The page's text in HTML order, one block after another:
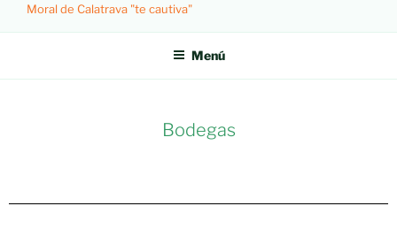
Moral de Calatrava "te cautiva"
Menú
Bodegas